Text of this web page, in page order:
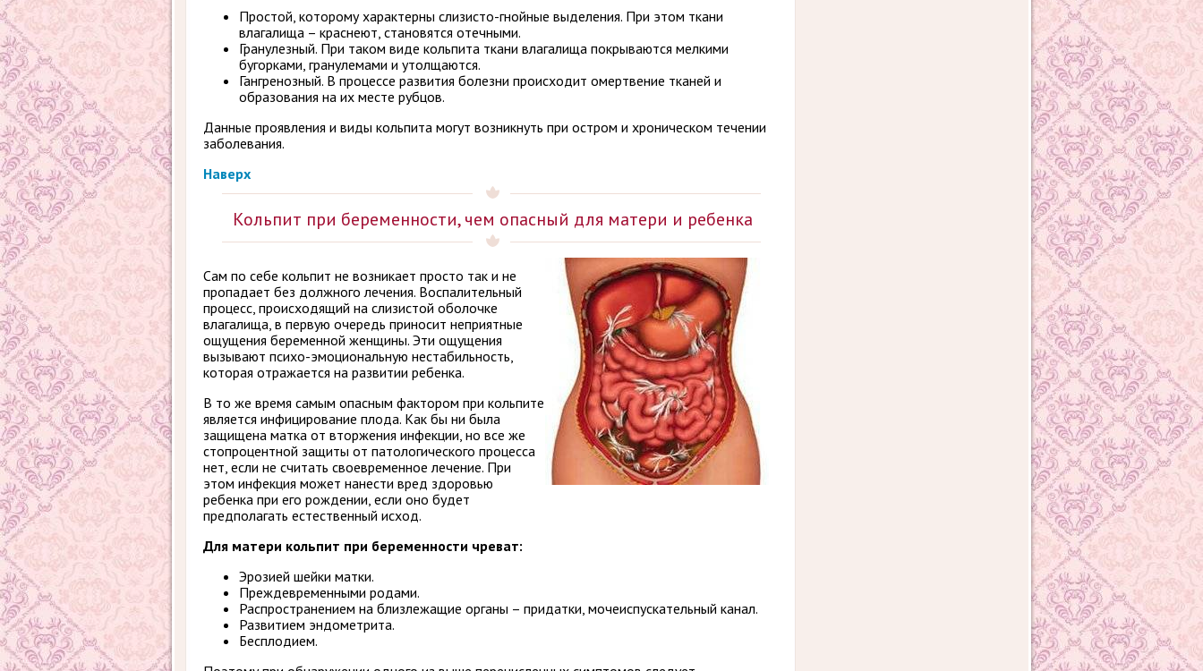
Простой, которому характерны слизисто-гнойные выделения. При этом ткани
влагалища – краснеют, становятся отечными.
Гранулезный. При таком виде кольпита ткани влагалища покрываются мелкими
бугорками, гранулемами и утолщаются.
Гангренозный. В процессе развития болезни происходит омертвение тканей и
образования на их месте рубцов.
Данные проявления и виды кольпита могут возникнуть при остром и хроническом течении
заболевания.
Наверх
Кольпит при беременности, чем опасный для матери и ребенка
Сам по себе кольпит не возникает просто так и не
пропадает без должного лечения. Воспалительный
процесс, происходящий на слизистой оболочке
влагалища, в первую очередь приносит неприятные
ощущения беременной женщины. Эти ощущения
вызывают психо-эмоциональную нестабильность,
которая отражается на развитии ребенка.
В то же время самым опасным фактором при кольпите
является инфицирование плода. Как бы ни была
защищена матка от вторжения инфекции, но все же
стопроцентной защиты от патологического процесса
нет, если не считать своевременное лечение. При
этом инфекция может нанести вред здоровью
ребенка при его рождении, если оно будет
предполагать естественный исход.
Для матери кольпит при беременности чреват:
Эрозией шейки матки.
Преждевременными родами.
Распространением на близлежащие органы – придатки, мочеиспускательный канал.
Развитием эндометрита.
Бесплодием.